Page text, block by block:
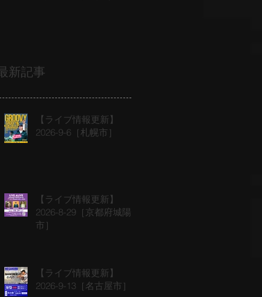
新記事
【ライブ情報更新】
2026-9-6［札幌市］
【ライブ情報更新】
2026-8-29［京都府城陽
市］
【ライブ情報更新】
2026-9-13［名古屋市］